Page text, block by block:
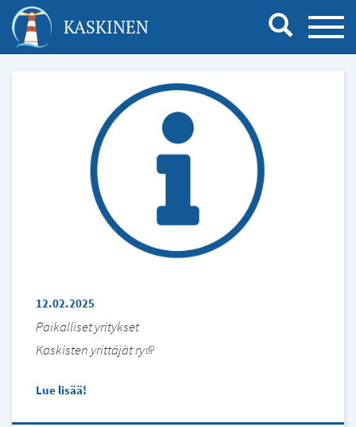
Hyppää
pääsisältöönKASKINEN
12.02.2025
Paikalliset yritykset
Kaskisten yrittäjät ry(link
Lue lisää